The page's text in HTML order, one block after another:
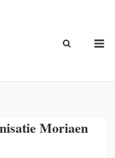
Moriaen